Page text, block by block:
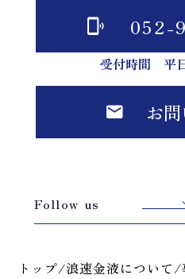
052-
受付時間 平
お
Follow us
トップ/浪速金液について/